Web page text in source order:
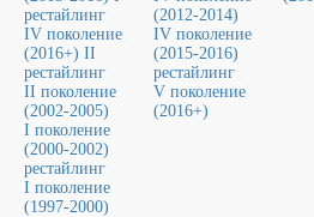
рестайлинг
IV поколение
(2016+) II
рестайлинг
II поколение
(2002-2005)
I поколение
(2000-2002)
рестайлинг
I поколение
(1997-2000)
(2012-2014)
IV поколение
(2015-2016)
рестайлинг
V поколение
(2016+)